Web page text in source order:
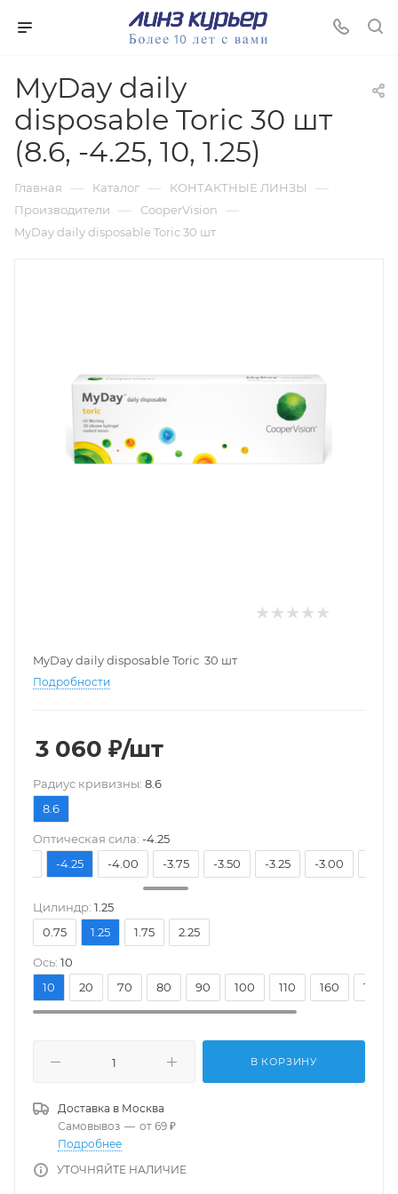
MyDay daily
disposable Toric 30 шт
(8.6, -4.25, 10, 1.25)
Главная — Каталог — КОНТАКТНЫЕ ЛИНЗЫ —
Производители — CooperVision —
MyDay daily disposable Toric 30 шт
MyDay daily disposable Toric 30 шт
Подробности
3 060 ₽/шт
Pадиус кривизны: 8.6
8.6
Оптическая сила: -4.25
-4.25 -4.00 -3.75 -3.50 -3.25 -3.00
Цилиндр: 1.25
0.75
1.25 1.75 2.25
Ось: 10
10
20 70 80 90 100 110 160 170
В КОРЗИНУ
Доставка в Москва
Самовывоз — от 69 ₽
Подробнее
УТОЧНЯЙТЕ НАЛИЧИЕ